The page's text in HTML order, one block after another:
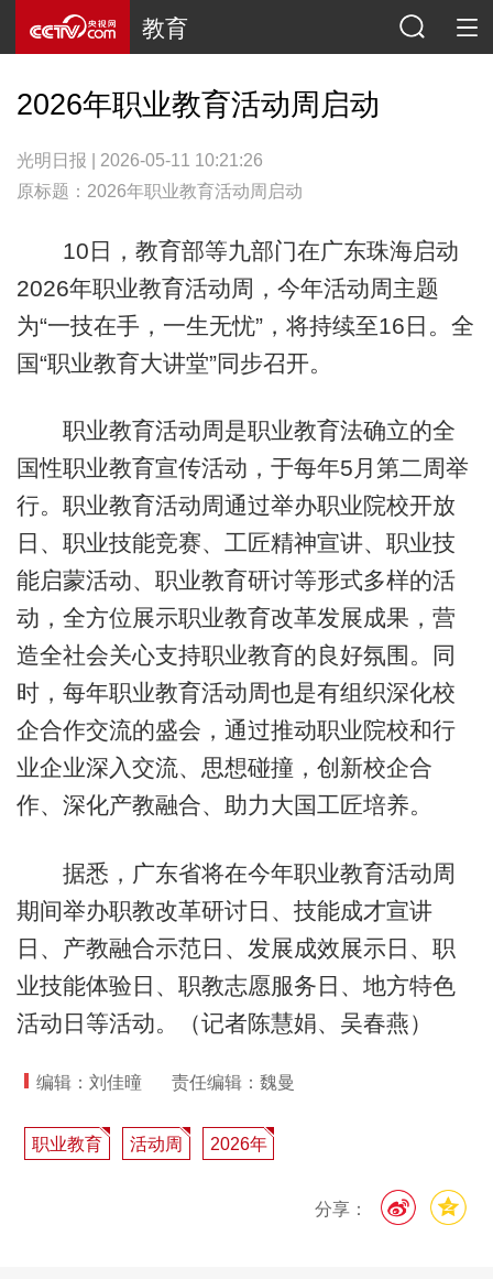
教育
2026年职业教育活动周启动
光明日报 | 2026-05-11 10:21:26
原标题：2026年职业教育活动周启动
10日，教育部等九部门在广东珠海启动
2026年职业教育活动周，今年活动周主题
为“一技在手，一生无忧”，将持续至16日。全
国“职业教育大讲堂”同步召开。
职业教育活动周是职业教育法确立的全
国性职业教育宣传活动，于每年5月第二周举
行。职业教育活动周通过举办职业院校开放
日、职业技能竞赛、工匠精神宣讲、职业技
能启蒙活动、职业教育研讨等形式多样的活
动，全方位展示职业教育改革发展成果，营
造全社会关心支持职业教育的良好氛围。同
时，每年职业教育活动周也是有组织深化校
企合作交流的盛会，通过推动职业院校和行
业企业深入交流、思想碰撞，创新校企合
作、深化产教融合、助力大国工匠培养。
据悉，广东省将在今年职业教育活动周
期间举办职教改革研讨日、技能成才宣讲
日、产教融合示范日、发展成效展示日、职
业技能体验日、职教志愿服务日、地方特色
活动日等活动。（记者陈慧娟、吴春燕）
编辑：刘佳曈 责任编辑：魏曼
职业教育 活动周 2026年
分享：